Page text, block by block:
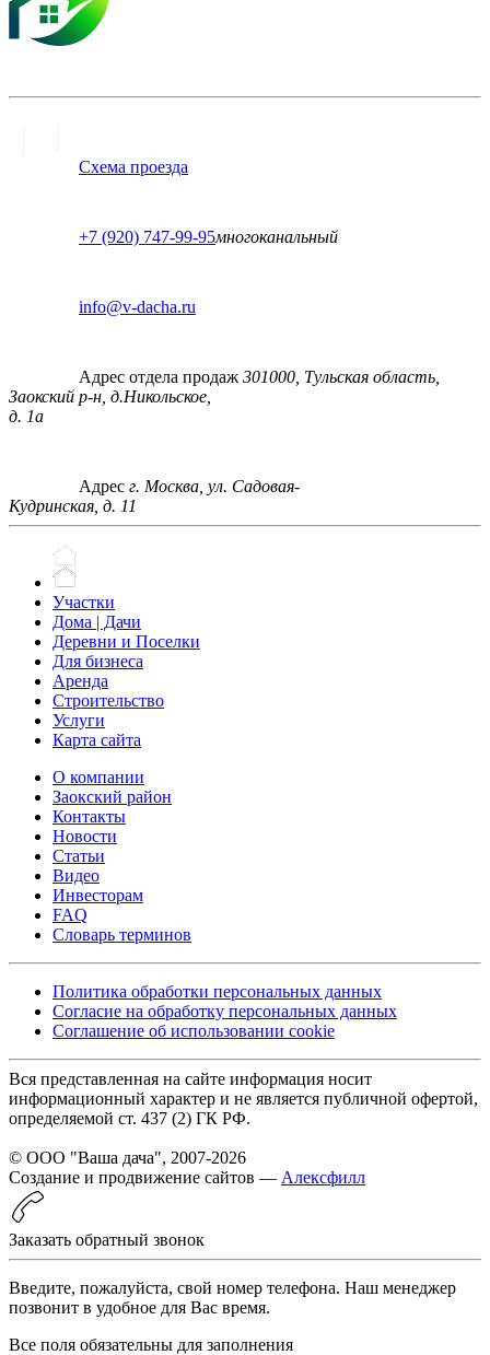
Схема проезда
+7 (920) 747-99-95многоканальный
info@v-dacha.ru
Адрес отдела продаж 301000, Тульская область,
Заокский р-н, д.Никольское,
д. 1а
Адрес г. Москва, ул. Садовая-
Кудринская, д. 11
Участки
Дома | Дачи
Деревни и Поселки
Для бизнеса
Аренда
Строительство
Услуги
Карта сайта
О компании
Заокский район
Контакты
Новости
Статьи
Видео
Инвесторам
FAQ
Словарь терминов
Политика обработки персональных данных
Согласие на обработку персональных данных
Соглашение об использовании cookie
Вся представленная на сайте информация носит
информационный характер и не является публичной офертой,
определяемой ст. 437 (2) ГК РФ.
© ООО "Ваша дача", 2007-2026
Создание и продвижение сайтов — Алексфилл
Заказать обратный звонок
Введите, пожалуйста, свой номер телефона. Наш менеджер
позвонит в удобное для Вас время.
Все поля обязательны для заполнения